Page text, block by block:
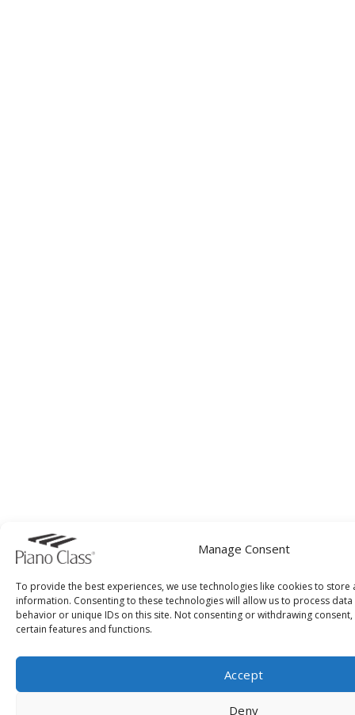
Manage Consent
To provide the best experiences, we use technologies like cookies to store
information. Consenting to these technologies will allow us to process
behavior or unique IDs on this site. Not consenting or withdrawing
certain features and functions.
Accept
Deny